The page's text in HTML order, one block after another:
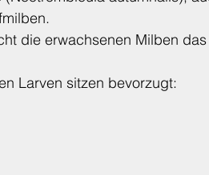
die erwachsenen Milben
Larven sitzen bevorzugt: